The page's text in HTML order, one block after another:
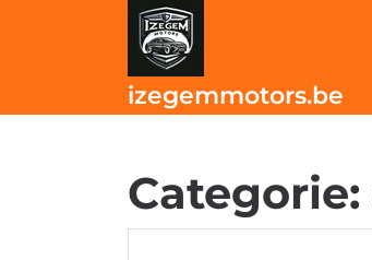
izegemmotors.be
Categorie: